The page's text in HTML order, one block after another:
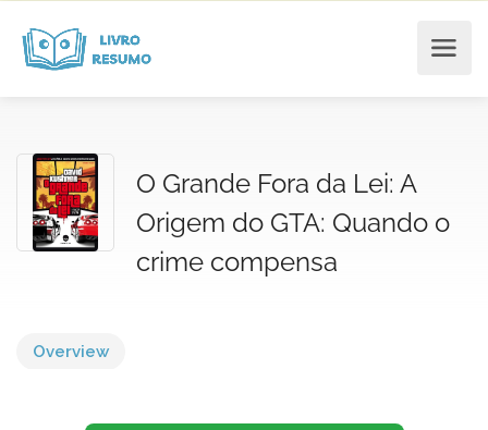
O Grande Fora da Lei: A
Origem do GTA: Quando o
crime compensa
Overview